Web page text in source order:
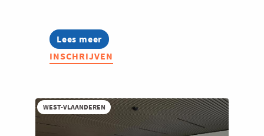
Lees meer
about
Quality
Scouting
INSCHRIJVEN
WEST-VLAANDEREN